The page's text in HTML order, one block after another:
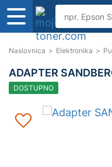
Naslovnica > Elektronika >
ADAPTER
DOSTUPNO